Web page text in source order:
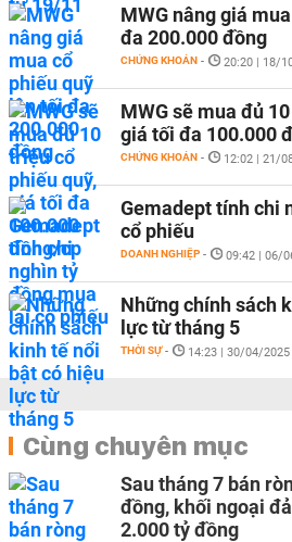
MWG nâng giá
đa 200.000 đồng
CHỨNG KHOÁN - 20:20 | 18/
MWG sẽ mua đủ
giá tối đa 100.000
CHỨNG KHOÁN - 12:02 | 21/
Gemadept tính chi
cổ phiếu
DOANH NGHIỆP - 09:42 | 06/
Những chính sách
lực từ tháng 5
THỜI SỰ - 14:23 | 30/04/2025
Cùng chuyên mục
Sau tháng 7 bán
đồng, khối ngoại
2.000 tỷ đồng